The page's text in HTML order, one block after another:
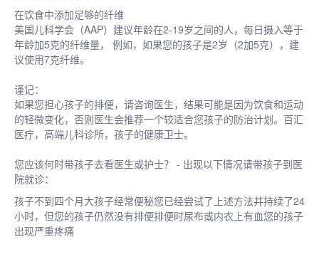
在饮食中添加足够的纤维
美国儿科学会（AAP）建议年龄在2-19岁之间的人，每日摄入等于
年龄加5克的纤维量， 例如，如果您的孩子是2岁（2加5克），建
议使用7克纤维。
谨记：
如果您担心孩子的排便，请咨询医生，结果可能是因为饮食和运动
的轻微变化，否则医生会推荐一个较适合您孩子的防治计划。百汇
医疗，高端儿科诊所，孩子的健康卫士。
您应该何时带孩子去看医生或护士？ - 出现以下情况请带孩子到医
院就诊：
孩子不到四个月大孩子经常便秘您已经尝试了上述方法并持续了24
小时，但您的孩子仍然没有排便排便时尿布或内衣上有血您的孩子
出现严重疼痛